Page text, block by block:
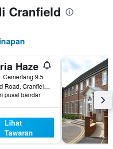
Cranfield
Haze
Cemerlang 9.5
25 Bedford Road, Cranfield, United Kingdom
pusat bandar
Lihat
Tawaran